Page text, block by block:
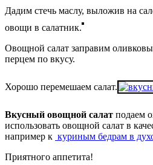
Дадим стечь маслу, выложив на
овощи в салатник.
Овощной салат заправим
перцем по вкусу.
Хорошо перемешаем салат.
Вкусный овощной салат подаем
использовать овощной салат в
например к куриным бедрам в
Приятного аппетита!